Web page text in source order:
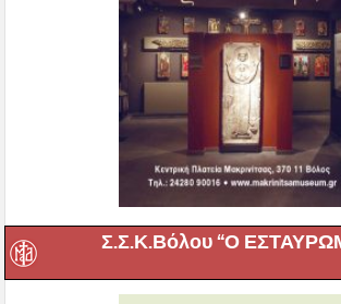
Σ.Σ.Κ.Βόλου “Ο